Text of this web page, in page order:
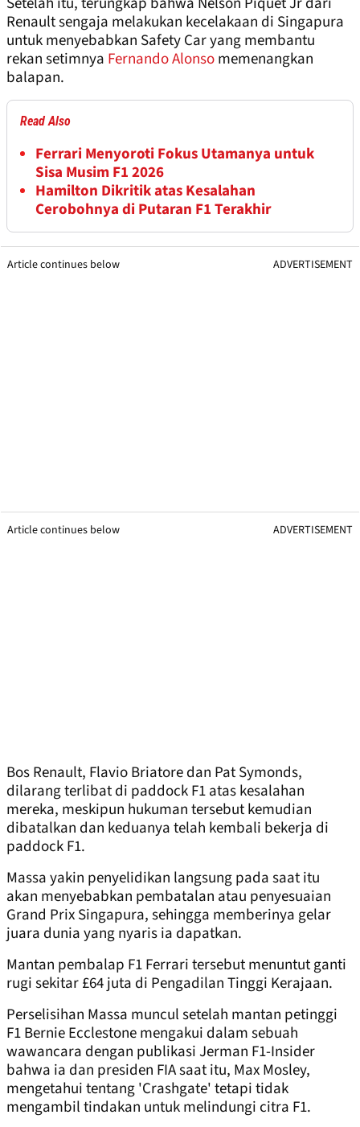
Renault sengaja melakukan kecelakaan di Singapura
untuk menyebabkan Safety Car yang membantu
rekan setimnya Fernando Alonsomemenangkan
balapan.
Read Also
Ferrari Menyoroti Fokus Utamanya untuk
Sisa Musim F1 2026
Hamilton Dikritik atas Kesalahan
Cerobohnya di Putaran F1 Terakhir
Article continues below ADVERTISEMENT
Article continues below ADVERTISEMENT
Bos Renault, Flavio Briatore dan Pat Symonds,
dilarang terlibat di paddock F1 atas kesalahan
mereka, meskipun hukuman tersebut kemudian
dibatalkan dan keduanya telah kembali bekerja di
paddock F1.
Massa yakin penyelidikan langsung pada saat itu
akan menyebabkan pembatalan atau penyesuaian
Grand Prix Singapura, sehingga memberinya gelar
juara dunia yang nyaris ia dapatkan.
Mantan pembalap F1 Ferrari tersebut menuntut ganti
rugi sekitar £64 juta di Pengadilan Tinggi Kerajaan.
Perselisihan Massa muncul setelah mantan petinggi
F1 Bernie Ecclestone mengakui dalam sebuah
wawancara dengan publikasi Jerman F1-Insider
bahwa ia dan presiden FIA saat itu, Max Mosley,
mengetahui tentang 'Crashgate' tetapi tidak
mengambil tindakan untuk melindungi citra F1.